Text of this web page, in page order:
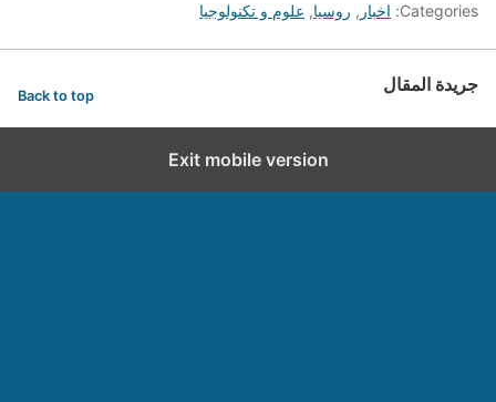
Categories: اخبار , روسيا, علوم و تكنولوجيا
جريدة المقال Back to top
Exit mobile version